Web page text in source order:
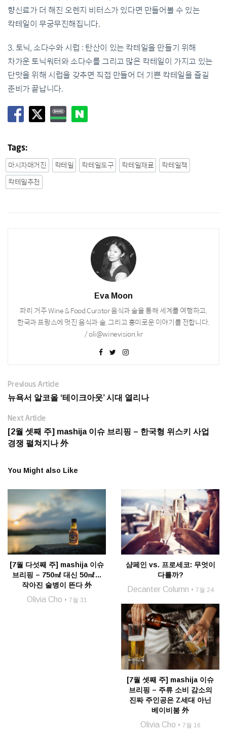
향신료가 더 해진 오렌지 비터스가 있다면 만들어볼 수 있는
칵테일이 무궁무진해집니다.
3. 토닉, 소다수와 시럽 : 탄산이 있는 칵테일을 만들기 위해
차가운 토닉워터와 소다수를 그리고 많은 칵테일이 가지고 있는
단맛을 위해 시럽을 갖추면 직접 만들어 더 기쁜 칵테일을 즐길
준비가 끝납니다.
Tags:
마시자매거진 칵테일 칵테일도구 칵테일재료
칵테일책
칵테일추천
Eva Moon
파리 거주 Wine & Food Curator 음식과 술을 통해 세계를 여행하고,
한국과 프랑스에 멋진 음식과 술, 그리고 흥미로운 이야기를 전합니다.
/ oli@winevision.kr
Previous Article
뉴욕서 알코올 ‘테이크아웃’ 시대 열리나
Next Article
[2월 셋째 주] mashija 이슈 브리핑 – 한국형 위스키 사업
경쟁 펼쳐지나 外
You Might also Like
[7월 다섯째 주] mashija 이슈
브리핑 – 750㎖ 대신 50㎖…
작아진 술병이 뜬다 外
Olivia Cho 7월 31
샴페인 vs. 프로세코: 무엇이
다를까?
Decanter Column 7월 24
[7월 셋째 주] mashija 이슈
브리핑 – 주류 소비 감소의
진짜 주인공은 Z세대 아닌
베이비붐 外
Olivia Cho 7월 16